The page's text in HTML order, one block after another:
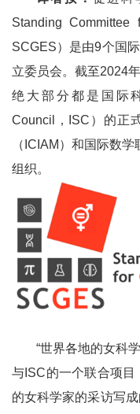
Standing
SCGES）是由9个国
立委员会。截至2024
绝大部分都是国际
Council，ISC）的正
（ICIAM）和国际数
组织。
“世界各地的女科
与ISC的一个联合项
的女科学家的采访写